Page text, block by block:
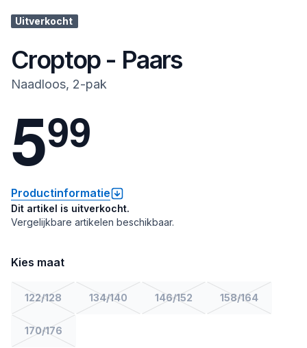
Uitverkocht
Croptop - Paars
Naadloos, 2-pak
599
Productinformatie
Dit artikel is uitverkocht.
Vergelijkbare artikelen beschikbaar.
Kies maat
122/128 134/140 146/152 158/164
170/176